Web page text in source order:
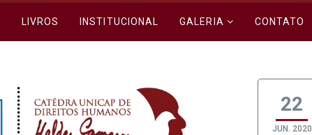
LIVROS INSTITUCIONAL GALERIA CONTATO
22
JUN. 2020